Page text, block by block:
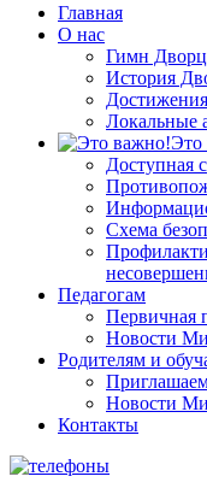
Главная
О нас
Гимн
История
Это
Доступная
Схема
Педагогам
Первичная
Новости
Родителям и
Новости
Контакты